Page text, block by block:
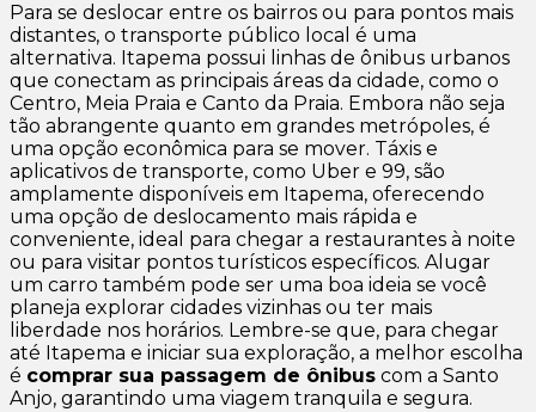
Para se deslocar entre os bairros ou para pontos mais
distantes, o transporte público local é uma
alternativa. Itapema possui linhas de ônibus urbanos
que conectam as principais áreas da cidade, como o
Centro, Meia Praia e Canto da Praia. Embora não seja
tão abrangente quanto em grandes metrópoles, é
uma opção econômica para se mover. Táxis e
aplicativos de transporte, como Uber e 99, são
amplamente disponíveis em Itapema, oferecendo
uma opção de deslocamento mais rápida e
conveniente, ideal para chegar a restaurantes à noite
ou para visitar pontos turísticos específicos. Alugar
um carro também pode ser uma boa ideia se você
planeja explorar cidades vizinhas ou ter mais
liberdade nos horários. Lembre-se que, para chegar
até Itapema e iniciar sua exploração, a melhor escolha
é comprar sua passagem de ônibus com a Santo
Anjo, garantindo uma viagem tranquila e segura.